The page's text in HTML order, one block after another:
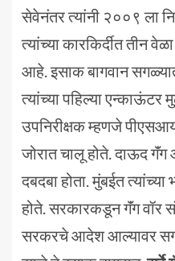
सेवेनंतर त्यांनी २००९ ला
त्यांच्या कारकिर्दीत तीन
आहे. इसाक बागवान
त्यांच्या पहिल्या
उपनिरीक्षक म्हणजे
जोरात चालू होते. दाऊद गॅंग
दबदबा होता. मुंबईत
होते. सरकारकडून गॅंग
सरकरचे आदेश आल्यावर